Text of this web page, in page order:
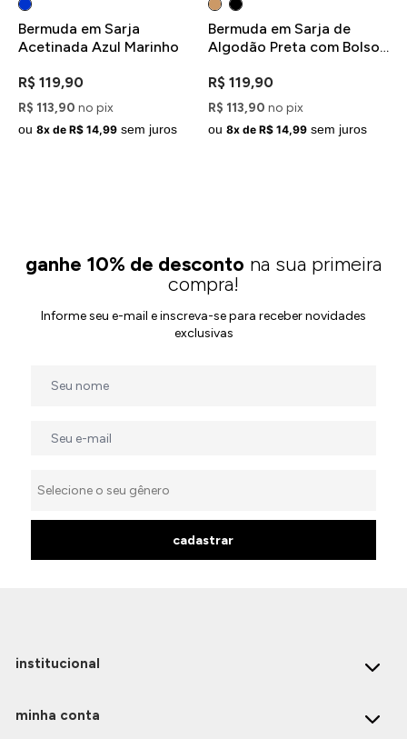
Bermuda em Sarja
Acetinada Azul Marinho
R$ 119,90
R$ 113,90 no pix
ou 8x de R$ 14,99 sem juros
Bermuda em Sarja de
Algodão Preta com Bolso
R$ 119,90
R$ 113,90 no pix
ou 8x de R$ 14,99 sem juros
ganhe 10% de desconto na sua primeira
compra!
Informe seu e-mail e inscreva-se para receber novidades
exclusivas
cadastrar
institucional
minha conta